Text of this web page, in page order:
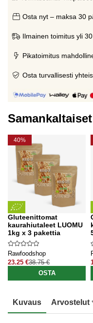
Osta nyt – maksa 30
Ilmainen toimitus yli
Pikatoimitus
Osta turvallisesti
40%
Gluteenittomat
kaurahiutaleet LUOMU
1kg x 3 pakettia
Rawfoodshop
23.25 €38.75 €
OSTA
Kuvaus Arvostelut